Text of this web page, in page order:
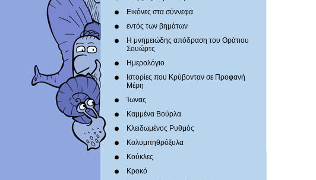
Εικόνες στα σύννεφα
εντός των βημάτων
Η μνημειώδης απόδραση του Οράτιου
Σουώρτς
Ημερολόγιο
Ιστορίες που Κρύβονταν σε Προφανή
Μέρη
Ίωνας
Καμμένα Βούρλα
Κλειδωμένος Ρυθμός
Κολυμπηθρόξυλα
Κούκλες
Κροκό